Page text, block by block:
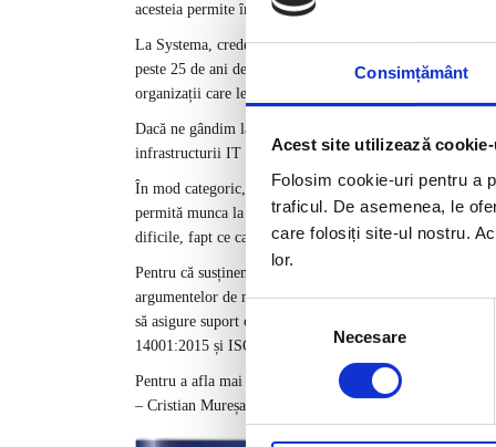
Consimțământ
Acest site utilizează
Folosim cookie-uri pentru a
traficul. De asemenea, le
care folosiți site-ul nostru.
lor.
consimțământului
Necesare
acesteia permite îmbunătățirea performanței și oferă o
La Systema, credem, cu tărie, că problemele își găsesc
peste 25 de ani de activitate în sectorul IT&C și cu o
organizații care le solicită serviciile.
Dacă ne gândim la unul dintre cele mai dezbătute
infrastructurii IT este hotărâtor pentru atingerea
În mod categoric, pandemia Covid-19 forțează
permită munca la distanță. Pe de altă parte, fără o
dificile, fapt ce cauzează frustrarea membrilor echipei,
Pentru că susținem buna funcționare a organizațiilor și
argumentelor de mai sus. Compania are astăzi peste
să asigure suport continuu și asistență tehnică
14001:2015 și ISO 27001:2013.
Pentru a afla mai multe detalii privind certificarea și
– Cristian Mureșan – sau completați formularul de
Credem că prin